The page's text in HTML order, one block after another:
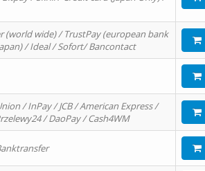
(world wide) / TrustPay (european bank
/ Ideal / Sofort/ Bancontact
/ InPay / JCB / American Express /
/ DaoPay / Cash4WM